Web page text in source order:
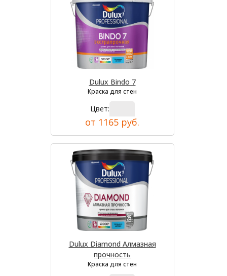
Dulux Bindo 7
Краска для стен
Цвет:
от 1165 руб.
Dulux Diamond Алмазная
прочность
Краска для стен